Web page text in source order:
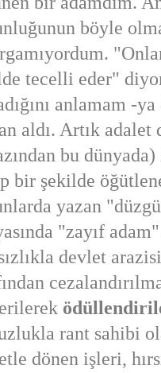
böyle
tecelli eder"
anlamam -
aldı. Artık adalet
bu
bir şekilde
yazan
"zayıf
devlet
rant sahibi
dönen işleri,